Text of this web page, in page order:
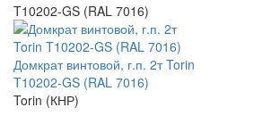
T10202-GS (RAL 7016)
Домкрат винтовой, г.п. 2т Torin
T10202-GS (RAL 7016)
Torin (КНР)